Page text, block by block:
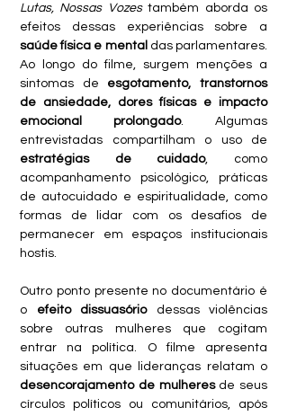
Lutas, Nossas Vozes também aborda os
saúde física e mental das parlamentares.
Ao longo do filme, surgem menções a
sintomas de esgotamento, transtornos
de ansiedade, dores físicas e impacto
emocional prolongado. Algumas
estratégias de cuidado, como
acompanhamento psicológico, práticas
de autocuidado e espiritualidade, como
formas de lidar com os desafios de
permanecer em espaços institucionais
hostis.
Outro ponto presente no documentário é
o efeito dissuasório dessas violências
sobre outras mulheres que cogitam
entrar na política. O filme apresenta
desencorajamento de mulheres de seus
círculos políticos ou comunitários, após